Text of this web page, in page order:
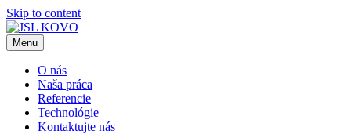
Skip to content
JSL KOVO
JSL KOVO
Menu
O nás
Naša práca
Referencie
Technológie
Kontaktujte nás